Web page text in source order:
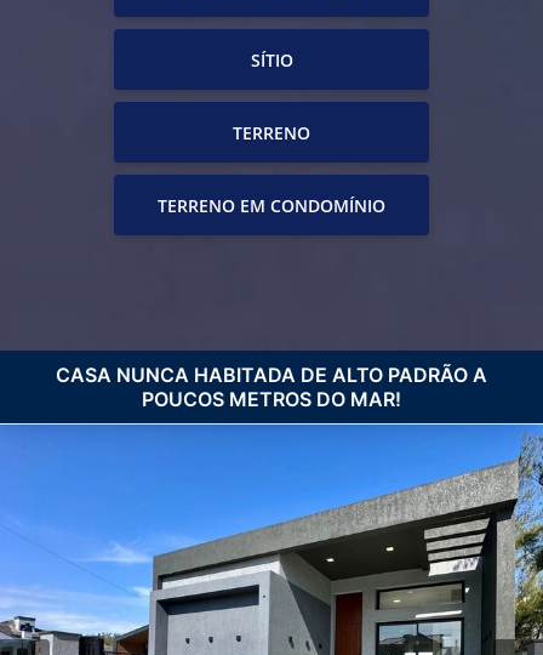
SÍTIO
TERRENO
TERRENO EM CONDOMÍNIO
CASA NUNCA HABITADA DE ALTO PADRÃO A
POUCOS METROS DO MAR!